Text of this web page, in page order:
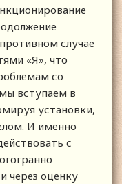
случае
«Я», что
со
вступаем в
установки,
И именно
с
через оценку